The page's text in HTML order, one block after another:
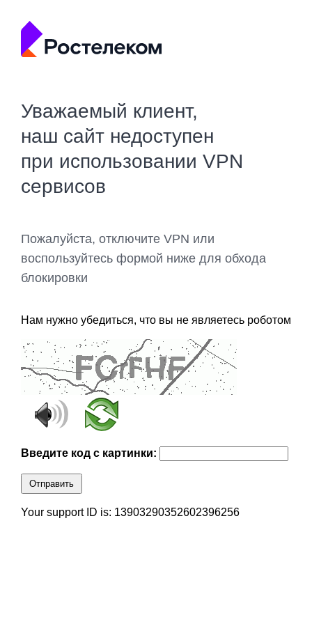
Уважаемый клиент,
наш сайт недоступен
при использовании VPN
сервисов
Пожалуйста, отключите VPN или
воспользуйтесь формой ниже для обхода
блокировки
Нам нужно убедиться, что вы не являетесь роботом
Введите код с картинки:
Отправить
Your support ID is: 13903290352602396256